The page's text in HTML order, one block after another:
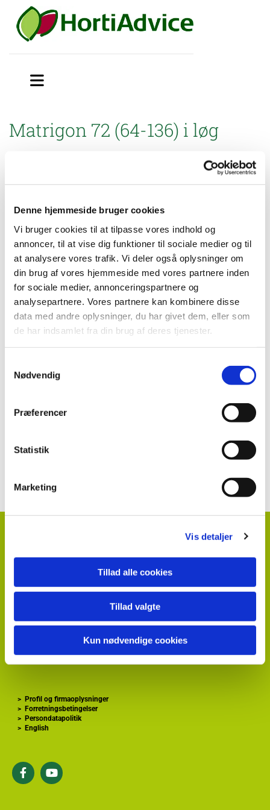
Denne hjemmeside bruger cookies
Vi bruger cookies til at tilpasse vores indhold og
annoncer, til at vise dig funktioner til sociale medier og til
at analysere vores trafik. Vi deler også oplysninger om
din brug af vores hjemmeside med vores partnere inden
for sociale medier, annonceringspartnere og
analysepartnere. Vores partnere kan kombinere disse
data med andre oplysninger, du har givet dem, eller som
de har indsamlet fra din brug af deres tjenester.
Nødvendig
Præferencer
Statistik
Marketing
Vis detaljer
Tillad alle cookies
Tillad valgte
Kun nødvendige cookies
Matrigon 72 (64-136) i løg
Miljøstyrelsen har godkendt brugsanvisning til mindre
anvendelse af Matrigon 72 (64-136) mod kamille og andre
kurvblomstrede ukrudtsarter i løg på friland.
OBS:
anvendelses- og opbevaringsforbud fra 30. juni 2027
Brugsanvisning
Matrigon (64-136) 72 i løg
Se mere:
Matrigon 72
Kontakt information klik her
>Forside
>GartnerInfo
> Profil og firmaoplysninger
> Forretningsbetingelser
> Persondatapolitik
> English